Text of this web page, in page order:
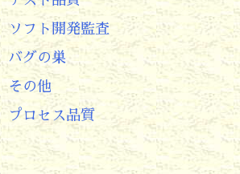
ソフト開発監査
バグの巣
その他
プロセス品質